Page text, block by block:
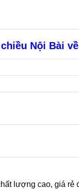
Nội Bài
lượng cao, giá rẻ